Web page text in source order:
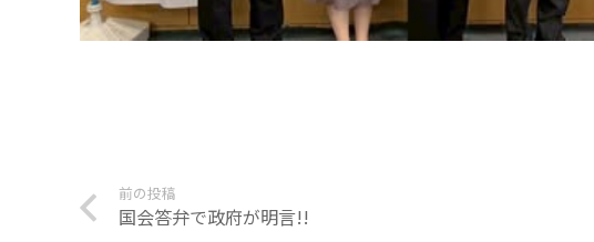
前の投稿
国会答弁で政府が明言!!